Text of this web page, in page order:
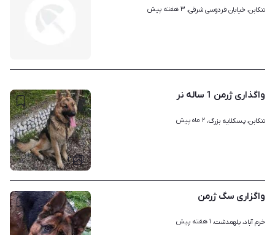
تنکابن، خیابان فردوسی شرقی، ۳ هفته پیش
۲
واگذاری ژرمن 1 ساله نر
تنکابن، پسکلایه بزرگ، ۲ ماه پیش
واگزاری سگ ژرمن
خرم آباد، پلهمدشت، ۱ هفته پیش